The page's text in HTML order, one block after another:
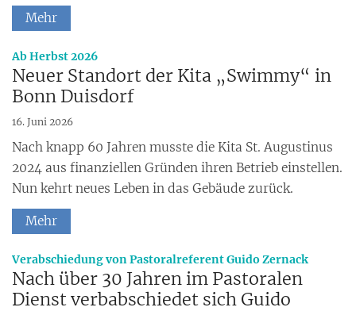
Mehr
Ab Herbst 2026:
Neuer Standort der Kita „Swimmy“ in
Bonn Duisdorf
16. Juni 2026
Nach knapp 60 Jahren musste die Kita St. Augustinus
2024 aus finanziellen Gründen ihren Betrieb einstellen.
Nun kehrt neues Leben in das Gebäude zurück.
Mehr
Verabschiedung von Pastoralreferent Guido Zernack:
Nach über 30 Jahren im Pastoralen
Dienst verbabschiedet sich Guido